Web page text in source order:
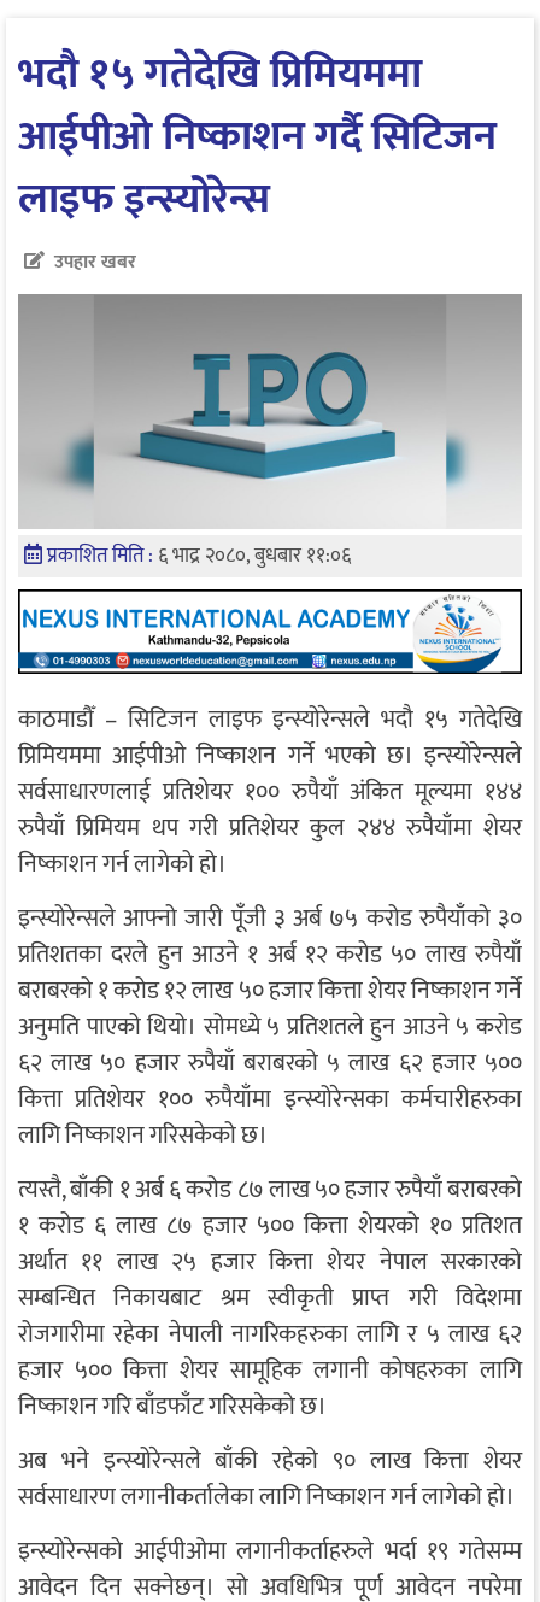
भदौ १५ गतेदेखि प्रिमियममा
आईपीओ निष्काशन गर्दै सिटिजन
लाइफ इन्स्योरेन्स
उपहार खबर
प्रकाशित मिति : ६ भाद्र २०८०, बुधबार ११:०६
काठमाडौँ – सिटिजन लाइफ इन्स्योरेन्सले भदौ १५ गतेदेखि
प्रिमियममा आईपीओ निष्काशन गर्ने भएको छ। इन्स्योरेन्सले
सर्वसाधारणलाई प्रतिशेयर १०० रुपैयाँ अंकित मूल्यमा १४४
रुपैयाँ प्रिमियम थप गरी प्रतिशेयर कुल २४४ रुपैयाँमा शेयर
निष्काशन गर्न लागेको हो।
इन्स्योरेन्सले आफ्नो जारी पूँजी ३ अर्ब ७५ करोड रुपैयाँको ३०
प्रतिशतका दरले हुन आउने १ अर्ब १२ करोड ५० लाख रुपैयाँ
बराबरको १ करोड १२ लाख ५० हजार कित्ता शेयर निष्काशन गर्ने
अनुमति पाएको थियो। सोमध्ये ५ प्रतिशतले हुन आउने ५ करोड
६२ लाख ५० हजार रुपैयाँ बराबरको ५ लाख ६२ हजार ५००
कित्ता प्रतिशेयर १०० रुपैयाँमा इन्स्योरेन्सका कर्मचारीहरुका
लागि निष्काशन गरिसकेको छ।
त्यस्तै, बाँकी १ अर्ब ६ करोड ८७ लाख ५० हजार रुपैयाँ बराबरको
१ करोड ६ लाख ८७ हजार ५०० कित्ता शेयरको १० प्रतिशत
अर्थात ११ लाख २५ हजार कित्ता शेयर नेपाल सरकारको
सम्बन्धित निकायबाट श्रम स्वीकृती प्राप्त गरी विदेशमा
रोजगारीमा रहेका नेपाली नागरिकहरुका लागि र ५ लाख ६२
हजार ५०० कित्ता शेयर सामूहिक लगानी कोषहरुका लागि
निष्काशन गरि बाँडफाँट गरिसकेको छ।
अब भने इन्स्योरेन्सले बाँकी रहेको ९० लाख कित्ता शेयर
सर्वसाधारण लगानीकर्तालेका लागि निष्काशन गर्न लागेको हो।
इन्स्योरेन्सको आईपीओमा लगानीकर्ताहरुले भर्दा १९ गतेसम्म
आवेदन दिन सक्नेछन्। सो अवधिभित्र पूर्ण आवेदन नपरेमा